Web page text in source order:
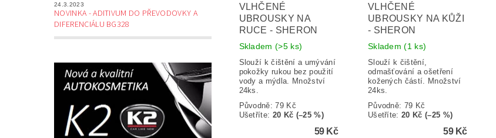
24.3.2023
NOVINKA - ADITIVUM DO PŘEVODOVKY A
DIFERENCIÁLU BG328
VLHČENÉ
UBROUSKY NA
RUCE - SHERON
Skladem(>5 ks)
Slouží k čištění a umývání
pokožky rukou bez použití
vody a mýdla. Množství
24ks.
Původně:79 Kč
Ušetříte: 20 Kč (–25 %)
59 Kč
VLHČENÉ
UBROUSKY NA KŮŽI
- SHERON
Skladem(1 ks)
Slouží k čištění,
odmašťování a ošetření
kožených částí. Množství
24ks.
Původně: 79 Kč
Ušetříte:20 Kč (–25 %)
59 Kč